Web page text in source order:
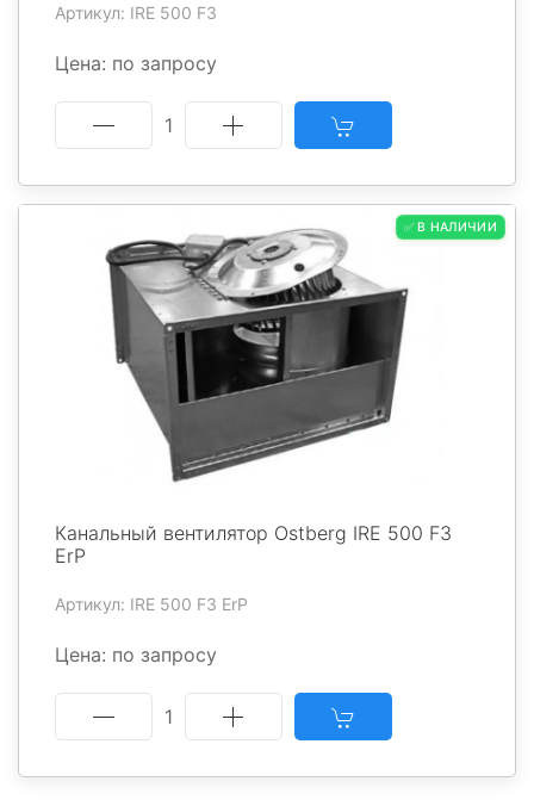
Артикул: IRE 500 F3
Цена: по запросу
1
✅ В НАЛИЧИИ
Канальный вентилятор Ostberg IRE 500 F3
ErP
Артикул: IRE 500 F3 ErP
Цена: по запросу
1